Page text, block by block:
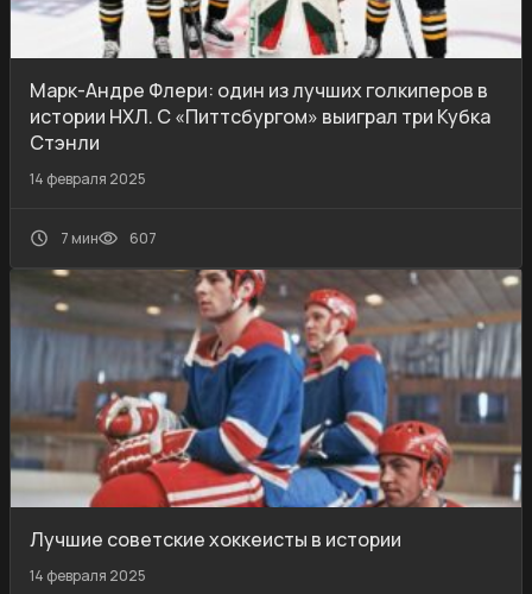
Марк-Андре Флери: один из лучших голкиперов в
истории НХЛ. С «Питтсбургом» выиграл три Кубка
Стэнли
14 февраля 2025
7 мин 607
Лучшие советские хоккеисты в истории
14 февраля 2025